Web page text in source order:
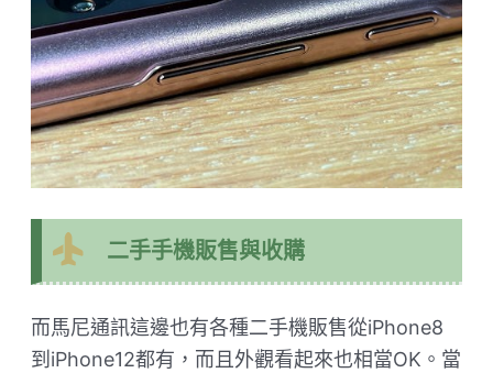
二手手機販售與收購
而馬尼通訊這邊也有各種二手機販售從iPhone8
到iPhone12都有，而且外觀看起來也相當OK。當